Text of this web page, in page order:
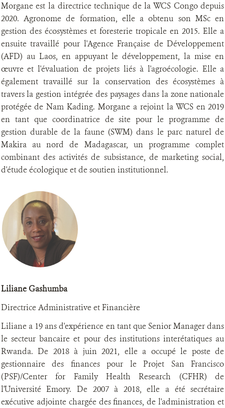
Morgane est la directrice technique de la WCS Congo depuis
2020. Agronome de formation, elle a obtenu son MSc en
gestion des écosystèmes et foresterie tropicale en 2015. Elle a
ensuite travaillé pour l'Agence Française de Développement
(AFD) au Laos, en appuyant le développement, la mise en
œuvre et l'évaluation de projets liés à l'agroécologie. Elle a
également travaillé sur la conservation des écosystèmes à
travers la gestion intégrée des paysages dans la zone nationale
protégée de Nam Kading. Morgane a rejoint la WCS en 2019
en tant que coordinatrice de site pour le programme de
gestion durable de la faune (SWM) dans le parc naturel de
Makira au nord de Madagascar, un programme complet
combinant des activités de subsistance, de marketing social,
d'étude écologique et de soutien institutionnel.
Liliane Gashumba
Directrice Administrative et Financière
Liliane a 19 ans d'expérience en tant que Senior Manager dans
le secteur bancaire et pour des institutions interétatiques au
Rwanda. De 2018 à juin 2021, elle a occupé le poste de
gestionnaire des finances pour le Projet San Francisco
(PSF)/Center for Family Health Research (CFHR) de
l'Université Emory. De 2007 à 2018, elle a été secrétaire
exécutive adjointe chargée des finances, de l'administration et